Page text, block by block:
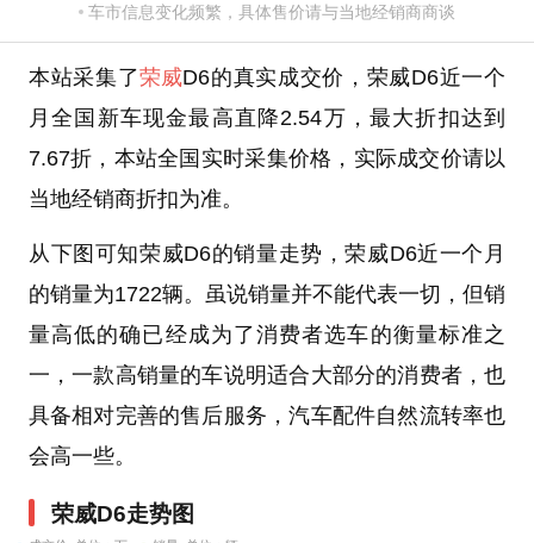
车市信息变化频繁，具体售价请与当地经销商商谈
本站采集了荣威D6的真实成交价，荣威D6近一个
月全国新车现金最高直降2.54万，最大折扣达到
7.67折，本站全国实时采集价格，实际成交价请以
当地经销商折扣为准。
从下图可知荣威D6的销量走势，荣威D6近一个月
的销量为1722辆。虽说销量并不能代表一切，但销
量高低的确已经成为了消费者选车的衡量标准之
一，一款高销量的车说明适合大部分的消费者，也
具备相对完善的售后服务，汽车配件自然流转率也
会高一些。
荣威D6走势图